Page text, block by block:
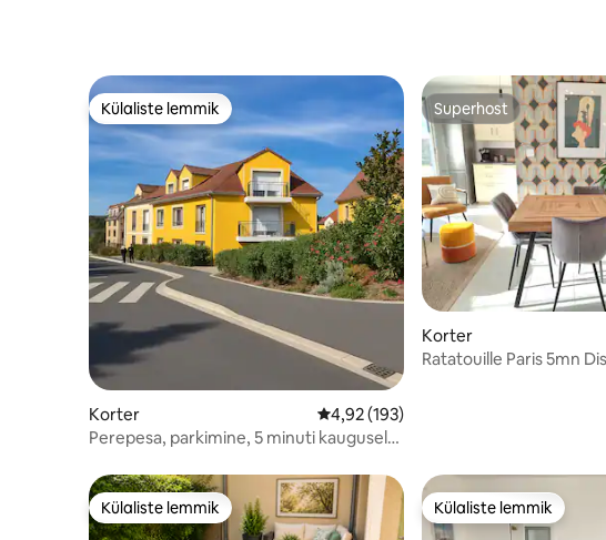
Külaliste lemmik
Külaliste lemmik
Korter Keskmine hinnang 4,92/5, 193
4,92 (193)
Perepesa, parkimine, 5 minuti kaugusel
Superhost
Superhost
Korter
Ratatouille Paris 5mn
Külaliste lemmik
Külaliste lemmik Külaliste lemmik
Külaliste lemmik